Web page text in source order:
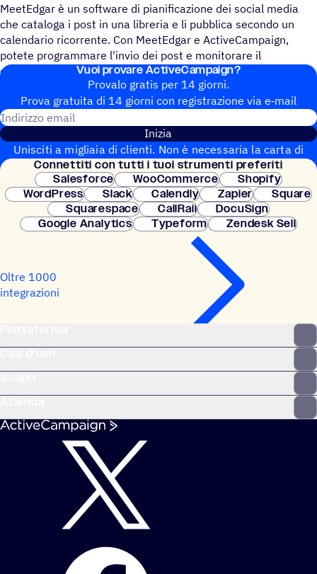
MeetEdgar è un software di pianificazione dei social media
che cataloga i post in una libreria e li pubblica secondo un
calendario ricorrente. Con MeetEdgar e ActiveCampaign,
potete programmare l'invio dei post e monitorare il
coinvolgimento dei contatti.Vuoi provare ActiveCampaign?
Provalo gratis per 14 giorni.
Prova gratuita di 14 giorni con regi­stra­zione via e‑mail
Inizia
Unisciti a migliaia di clienti. Non è necessaria la carta di
credito. Configurazione istantanea.
Connet­titi con tutti i tuoi strumenti preferiti
Salesforce
WooCommerce
Shopify
WordPress
Slack Calendly Zapier
Square
Squarespace
CallRail
DocuSign
Google Analytics
Typeform Zendesk Sell
Oltre 1000
integrazioni